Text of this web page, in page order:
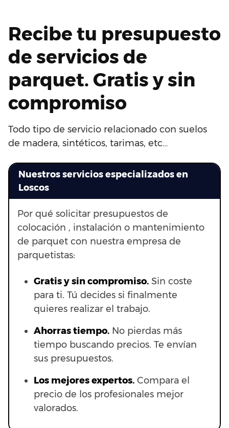
Recibe tu presupuesto
de servicios de
parquet. Gratis y sin
compromiso
Todo tipo de servicio relacionado con suelos
de madera, sintéticos, tarimas, etc…
Nuestros servicios especializados en
Loscos
Por qué solicitar presupuestos de
colocación , instalación o mantenimiento
de parquet con nuestra empresa de
parquetistas:
Gratis y sin compromiso. Sin coste
para ti. Tú decides si finalmente
quieres realizar el trabajo.
Ahorras tiempo. No pierdas más
tiempo buscando precios. Te envían
sus presupuestos.
Los mejores expertos. Compara el
precio de los profesionales mejor
valorados.